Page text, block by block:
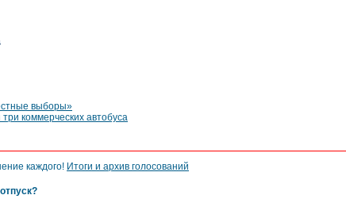
выборы»
коммерческих автобуса
каждого! Итоги и архив голосований